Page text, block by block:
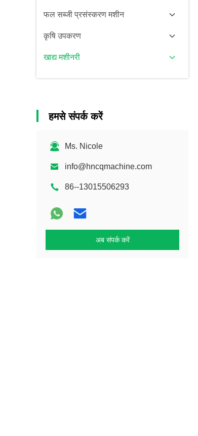
फल सब्जी प्रसंस्करण मशीन
कृषि उपकरण
खाद्य मशीनरी
हमसे संपर्क करें
Ms. Nicole
info@hncqmachine.com
86--13015506293
अब संपर्क करें